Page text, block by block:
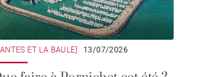
ET LA BAULE] 13/07/2026